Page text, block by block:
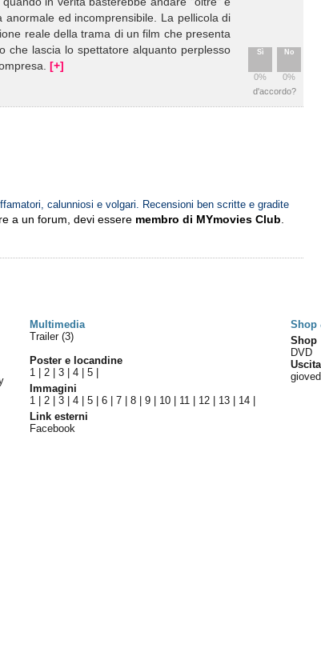
Sì
0%
No
0%
ed incomprensibile. La pellicola di
reale della trama di un film che presenta
che lascia lo spettatore alquanto perplesso
[+]
d'accordo?
calunniosi e volgari. Recensioni ben scritte e gradite
a un forum, devi essere membro di MYmovies Club
Multimedia
Shop
Trailer (3)
Poster e locandine
1 |2 |3 |4 |5
Immagini
1 |2 |3 |4 |5 |6 |7 |8 |9 10 11 12 13 14
Link esterni
Facebook
Shop
DVD